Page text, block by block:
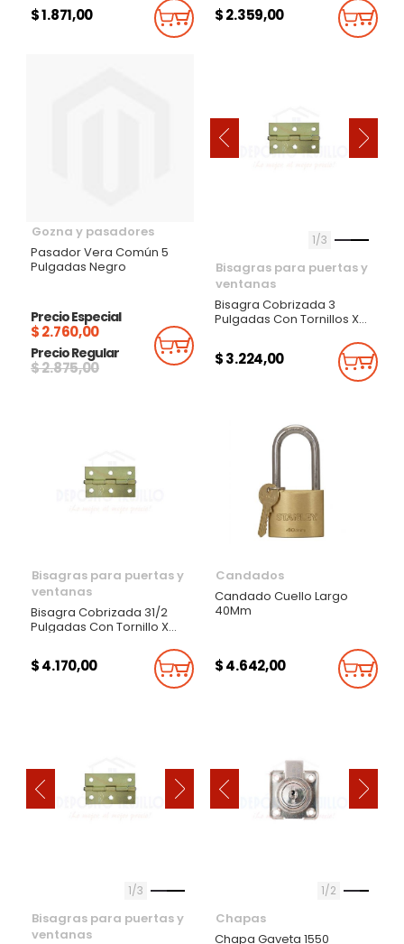
$ 1.871,00 Añadir Al Carrito
$ 2.359,00
Gozna y pasadores
Pasador Vera Común 5
Pulgadas Negro
Precio Especial
$ 2.760,00
Precio Regular
$ 2.875,00
Añadir Al Carrito
‹ ›
1 3
Bisagras para puertas y
ventanas
Bisagra Cobrizada 3
Pulgadas Con Tornillos X
$ 3.224,00
Bisagras para puertas y
ventanas
Bisagra Cobrizada 31/2
Pulgadas Con Tornillo X
$ 4.170,00 Añadir Al Carrito
Candados
Candado Cuello Largo
40Mm
$ 4.642,00
‹ ›
1 3
Bisagras para puertas y
ventanas
‹ ›
1 2
Chapas
Chapa Gaveta 1550